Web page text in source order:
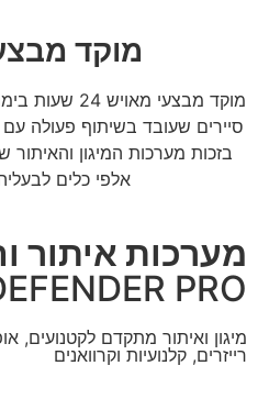
מוקד
סיירים שעובד בשיתוף פעולה
בזכות מערכות המיגון והאיתור
אלפי כלים
מערכות איתור
PRO
מיגון ואיתור מתקדם לקטנועים,
רייזרים, קלנועיות וקרוואנים